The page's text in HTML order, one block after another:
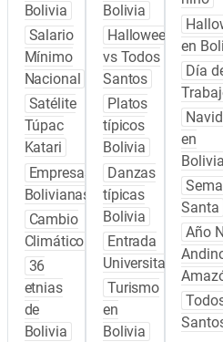
Bolivia
Salario
Mínimo
Nacional
Satélite
Túpac
Katari
Empresas
Bolivianas
Cambio
Climático
36
etnias
de
Bolivia
Bolivia
Halloween
vs Todos
Santos
Platos
típicos
Bolivia
Danzas
típicas
Bolivia
Entrada
Universitaria
Turismo
en
Bolivia
en
Día
en
Bolivia
Santa
Año